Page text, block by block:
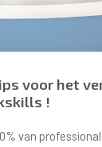
voor het
!
van